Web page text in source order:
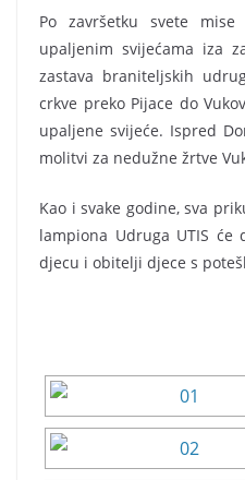
Po završetku svete
upaljenim svijećama iza
zastava braniteljskih
crkve preko Pijace do
upaljene svijeće. Ispred
molitvi za nedužne žrtve
Kao i svake godine, sva
lampiona Udruga UTIS će
djecu i obitelji djece s